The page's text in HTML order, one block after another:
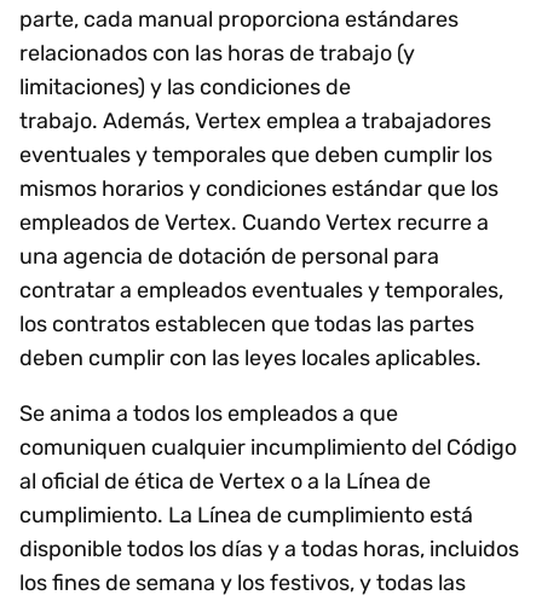
parte, cada manual proporciona estándares
relacionados con las horas de trabajo (y
limitaciones) y las condiciones de
trabajo. Además, Vertex emplea a trabajadores
eventuales y temporales que deben cumplir los
mismos horarios y condiciones estándar que los
empleados de Vertex. Cuando Vertex recurre a
una agencia de dotación de personal para
contratar a empleados eventuales y temporales,
los contratos establecen que todas las partes
deben cumplir con las leyes locales aplicables.
Se anima a todos los empleados a que
comuniquen cualquier incumplimiento del Código
al oficial de ética de Vertex o a la Línea de
cumplimiento. La Línea de cumplimiento está
disponible todos los días y a todas horas, incluidos
los fines de semana y los festivos, y todas las